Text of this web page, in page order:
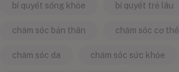
bí quyết sống khỏe bí quyết trẻ lâu
chăm sóc bản thân chăm sóc cơ thể
chăm sóc da chăm sóc sức khỏe